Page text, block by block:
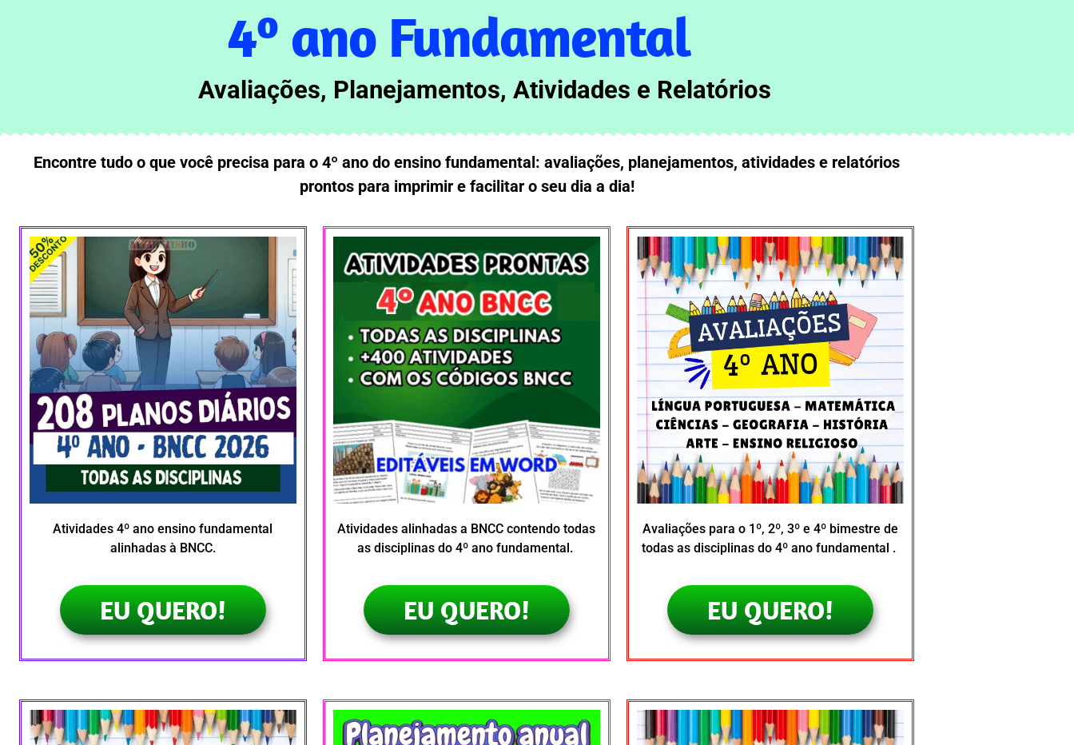
4º ano Fundamental
Avaliações, Planejamentos, Atividades e Relatórios
Encontre tudo o que você precisa para o 4º ano do ensino fundamental: avaliações, planejamentos, atividades e relatórios
prontos para imprimir e facilitar o seu dia a dia!
Atividades 4º ano ensino fundamental
alinhadas à BNCC.
EU QUERO!
Atividades alinhadas a BNCC contendo todas
as disciplinas do 4º ano fundamental.
EU QUERO!
Avaliações para o 1º, 2º, 3º e 4º bimestre de
todas as disciplinas do 4º ano fundamental .
EU QUERO!